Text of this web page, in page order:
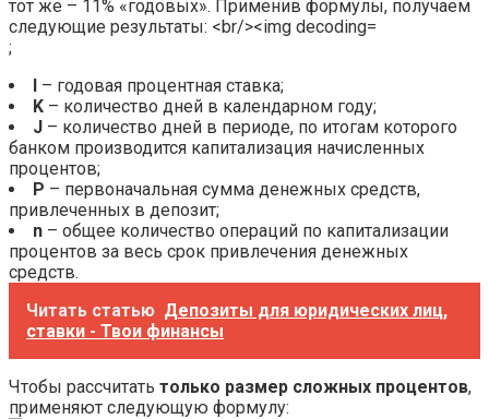
;
– годовая процентная ставка;
K – количество дней в календарном году;
J – количество дней в периоде, по итогам которого
банком производится капитализация начисленных
процентов;
P – первоначальная сумма денежных средств,
привлеченных в депозит;
n – общее количество операций по капитализации
процентов за весь срок привлечения денежных
средств.
Читать статью Депозиты для юридических лиц,
ставки - Твои финансы
Чтобы рассчитать только размер сложных процентов,
применяют следующую формулу: